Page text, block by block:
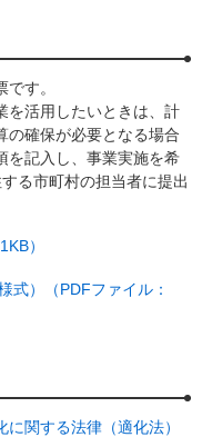
す。
を活用したいときは、計
の確保が必要となる場合
を記入し、事業実施を希
る市町村の担当者に提出
）
式）（PDFファイル：
関する法律（適化法）